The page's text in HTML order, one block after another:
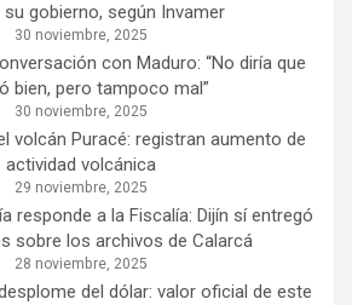
gobierno, según Invamer
30 noviembre, 2025
con Maduro: “No diría que
bien, pero tampoco mal”
30 noviembre, 2025
volcán Puracé: registran aumento de
actividad volcánica
29 noviembre, 2025
responde a la Fiscalía: Dijín sí entregó
sobre los archivos de Calarcá
28 noviembre, 2025
del dólar: valor oficial de este